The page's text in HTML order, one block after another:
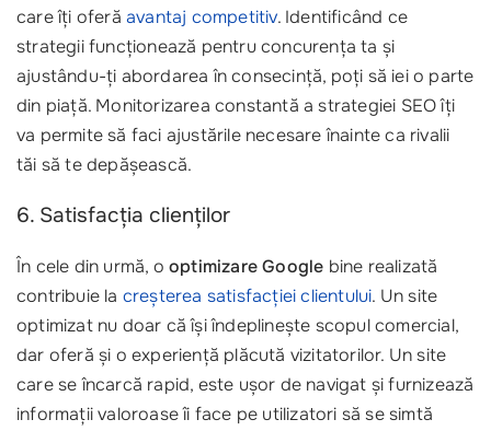
care îți oferă avantaj competitiv. Identificând ce
strategii funcționează pentru concurența ta și
ajustându-ți abordarea în consecință, poți să iei o parte
din piață. Monitorizarea constantă a strategiei SEO îți
va permite să faci ajustările necesare înainte ca rivalii
tăi să te depășească.
6. Satisfacția clienților
În cele din urmă, o optimizare Google bine realizată
contribuie la creșterea satisfacției clientului. Un site
optimizat nu doar că își îndeplinește scopul comercial,
dar oferă și o experiență plăcută vizitatorilor. Un site
care se încarcă rapid, este ușor de navigat și furnizează
informații valoroase îi face pe utilizatori să se simtă